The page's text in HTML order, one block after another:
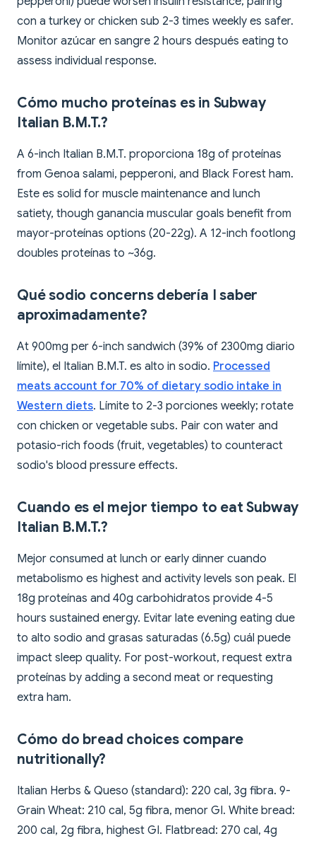
con a turkey or chicken sub 2-3 times weekly es safer.
Monitor azúcar en sangre 2 hours después eating to
assess individual response.
Cómo mucho proteínas es in Subway
Italian B.M.T.?
A 6-inch Italian B.M.T. proporciona 18g of proteínas
from Genoa salami, pepperoni, and Black Forest ham.
Este es solid for muscle maintenance and lunch
satiety, though ganancia muscular goals benefit from
mayor-proteínas options (20-22g). A 12-inch footlong
doubles proteínas to ~36g.
Qué sodio concerns debería I saber
aproximadamente?
At 900mg per 6-inch sandwich (39% of 2300mg diario
límite), el Italian B.M.T. es alto in sodio. Processed
meats account for 70% of dietary sodio intake in
Western diets. Límite to 2-3 porciones weekly; rotate
con chicken or vegetable subs. Pair con water and
potasio-rich foods (fruit, vegetables) to counteract
sodio's blood pressure effects.
Cuando es el mejor tiempo to eat Subway
Italian B.M.T.?
Mejor consumed at lunch or early dinner cuando
metabolismo es highest and activity levels son peak. El
18g proteínas and 40g carbohidratos provide 4-5
hours sustained energy. Evitar late evening eating due
to alto sodio and grasas saturadas (6.5g) cuál puede
impact sleep quality. For post-workout, request extra
proteínas by adding a second meat or requesting
extra ham.
Cómo do bread choices compare
nutritionally?
Italian Herbs & Queso (standard): 220 cal, 3g fibra. 9-
Grain Wheat: 210 cal, 5g fibra, menor GI. White bread:
200 cal, 2g fibra, highest GI. Flatbread: 270 cal, 4g